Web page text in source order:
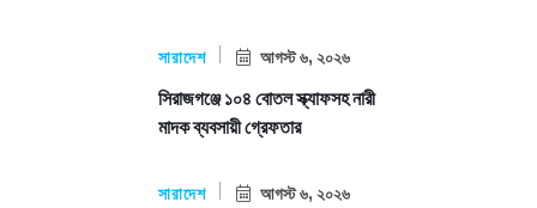
সারাদেশ আগস্ট ৬, ২০২৬
সিরাজগঞ্জে ১০৪ বোতল স্ক্যাফসহ নারী
মাদক ব্যবসায়ী গ্রেফতার
সারাদেশ আগস্ট ৬, ২০২৬